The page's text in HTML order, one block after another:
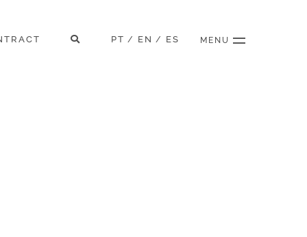
PT / EN / ES MENU